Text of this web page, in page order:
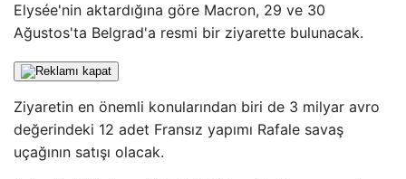
Elysée'nin aktardığına göre Macron, 29 ve 30
Ağustos'ta Belgrad'a resmi bir ziyarette bulunacak.
Ziyaretin en önemli konularından biri de 3 milyar avro
değerindeki 12 adet Fransız yapımı Rafale savaş
uçağının satışı olacak.